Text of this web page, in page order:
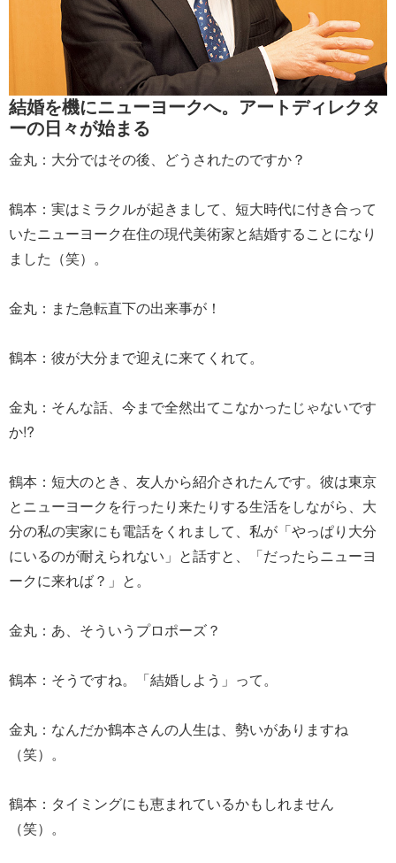
結婚を機にニューヨークへ。アートディレクタ
ーの日々が始まる
金丸：大分ではその後、どうされたのですか？
鶴本：実はミラクルが起きまして、短大時代に付き合って
いたニューヨーク在住の現代美術家と結婚することになり
ました（笑）。
金丸：また急転直下の出来事が！
鶴本：彼が大分まで迎えに来てくれて。
金丸：そんな話、今まで全然出てこなかったじゃないです
か!?
鶴本：短大のとき、友人から紹介されたんです。彼は東京
とニューヨークを行ったり来たりする生活をしながら、大
分の私の実家にも電話をくれまして、私が「やっぱり大分
にいるのが耐えられない」と話すと、「だったらニューヨ
ークに来れば？」と。
金丸：あ、そういうプロポーズ？
鶴本：そうですね。「結婚しよう」って。
金丸：なんだか鶴本さんの人生は、勢いがありますね
（笑）。
鶴本：タイミングにも恵まれているかもしれません
（笑）。